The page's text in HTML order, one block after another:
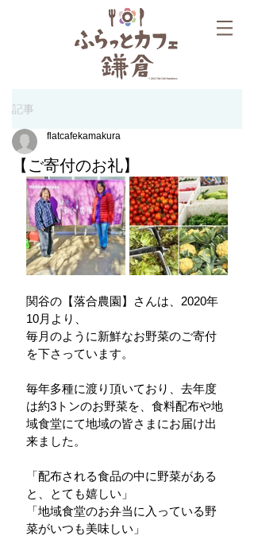
記事
【ご寄付のお礼】
flatcafekamakura
関谷の【落合農園】さんは、2020年
10月より、
毎月のように新鮮なお野菜のご寄付
を下さっています。
毎年多種に渡り頂いており、去年度
は約3トンのお野菜を、食料配布や地
域食堂にて地域の皆さまにお届け出
来ました。
「配布される食品の中に野菜がある
と、とても嬉しい」
「地域食堂のお弁当に入っている野
菜がいつも美味しい」